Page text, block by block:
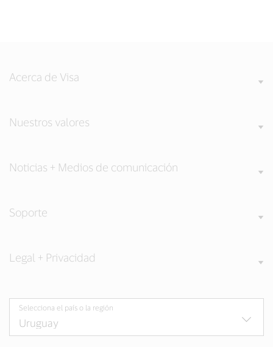
Acerca de Visa
Nuestros valores
Noticias + Medios de comunicación
Soporte
Legal + Privacidad
Selecciona el país o la región